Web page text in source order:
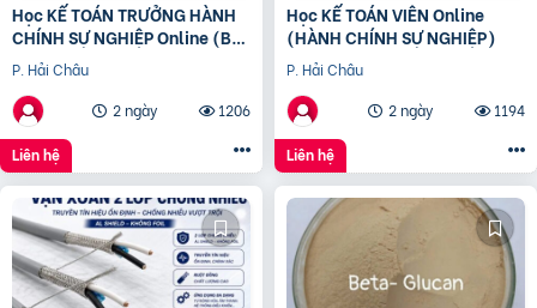
Học KẾ TOÁN TRƯỞNG HÀNH
CHÍNH SỰ NGHIỆP Online (Bộ
tài chính) cấp chứng chỉ để
bổ nhiệm
P. Hải Châu
2 ngày
1206
Liên hệ
Học KẾ TOÁN VIÊN Online
(HÀNH CHÍNH SỰ NGHIỆP)
P. Hải Châu
2 ngày
1194
Liên hệ